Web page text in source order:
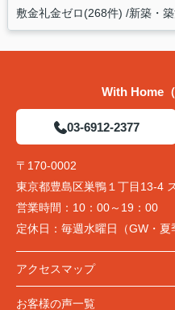
敷金礼金ゼロ(268件) 新築・
With Home（
03-6912-2377
〒170-0002
東京都豊島区巣鴨１丁目13-4
営業時間： 10：00～19：00
定休日： 毎週水曜日（GW・夏
アクセスマップ
お客様の声一覧